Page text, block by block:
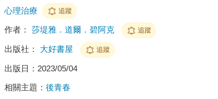
心理治療
追蹤
作者： 莎堤雅．道爾．碧阿克 追蹤
出版社： 大好書屋 追蹤
出版日： 2023/05/04
相關主題： 後青春